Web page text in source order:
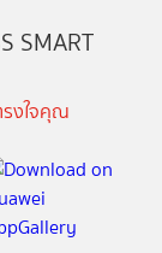
SMART
งใจคุณ